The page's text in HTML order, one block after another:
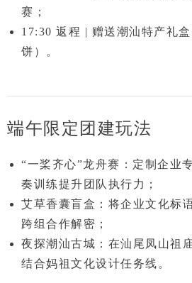
赛；
17:30 返程 | 赠送潮汕特产礼
饼）。
端午限定团建玩法
“一桨齐心”龙舟赛 ：定制企业
奏训练提升团队执行力；
艾草香囊盲盒 ：将企业文化标
跨组合作解密；
夜探潮汕古城 ：在汕尾凤山祖
结合妈祖文化设计任务线。